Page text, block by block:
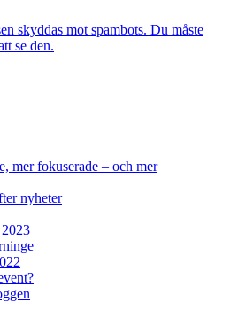
skyddas mot spambots. Du måste
se den.
mer fokuserade – och mer
nyheter